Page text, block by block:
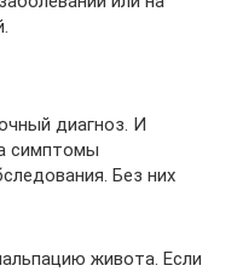
диагноз. И
симптомы
Без них
живота. Если